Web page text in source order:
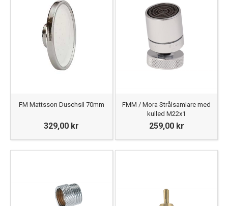
FM Mattsson Duschsil 70mm
329,00 kr
FMM / Mora Strålsamlare med
kulled M22x1
259,00 kr